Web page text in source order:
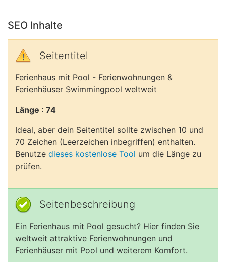
SEO Inhalte
Seitentitel
Ferienhaus mit Pool - Ferienwohnungen &
Ferienhäuser Swimmingpool weltweit
Länge : 74
Ideal, aber dein Seitentitel sollte zwischen 10 und
70 Zeichen (Leerzeichen inbegriffen) enthalten.
Benutze dieses kostenlose Tool um die Länge zu
prüfen.
Seitenbeschreibung
Ein Ferienhaus mit Pool gesucht? Hier finden Sie
weltweit attraktive Ferienwohnungen und
Ferienhäuser mit Pool und weiterem Komfort.